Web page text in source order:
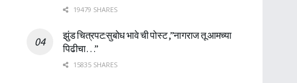
19479 SHARES
झुंड चित्रपट:सुबोध भावे ची पोस्ट ,”नागराज तू आमच्या
पिढीचा…”
15835 SHARES